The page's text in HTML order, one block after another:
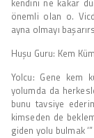
önemli olan o.
ayna olmayı
Huşu Guru: Kem
Yolcu: Gene kem
yolumda da
bunu tavsiye
kimseden de
giden yolu bulmak